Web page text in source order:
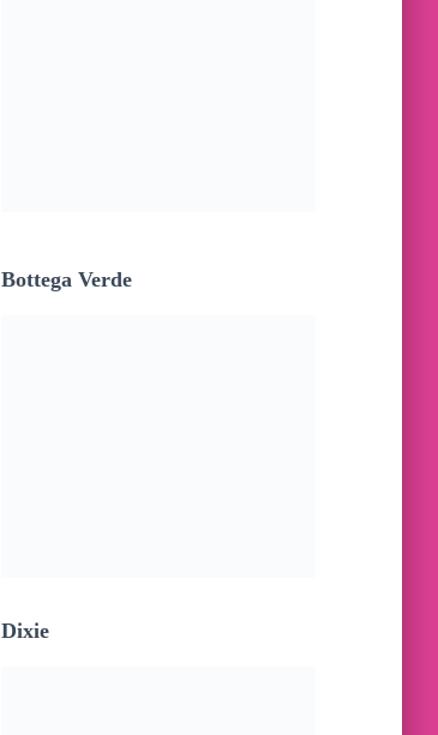
Bottega Verde
Dixie